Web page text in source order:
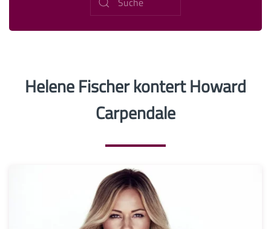
Helene Fischer kontert Howard
Carpendale